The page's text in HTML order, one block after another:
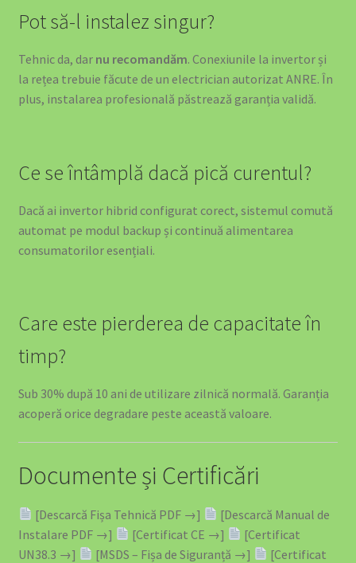
Pot să-l instalez singur?
Tehnic da, dar nu recomandăm. Conexiunile la invertor și
la rețea trebuie făcute de un electrician autorizat ANRE. În
plus, instalarea profesională păstrează garanția validă.
Ce se întâmplă dacă pică curentul?
Dacă ai invertor hibrid configurat corect, sistemul comută
automat pe modul backup și continuă alimentarea
consumatorilor esențiali.
Care este pierderea de capacitate în
timp?
Sub 30% după 10 ani de utilizare zilnică normală. Garanția
acoperă orice degradare peste această valoare.
Documente și Certificări
[Descarcă Fișa Tehnică PDF →]
[Descarcă Manual de
Instalare PDF →]
[Certificat CE →]
[Certificat
UN38.3 →]
[MSDS – Fișa de Siguranță →]
[Certificat